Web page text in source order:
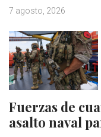
7 agosto, 2026
Fuerzas de
asalto naval